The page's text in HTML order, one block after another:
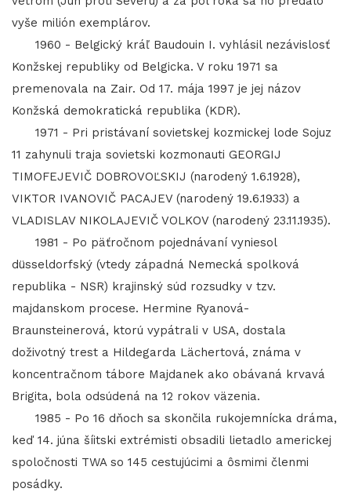
vyše milión exemplárov.
1960 - Belgický kráľ Baudouin I. vyhlásil nezávislosť
Konžskej republiky od Belgicka. V roku 1971 sa
premenovala na Zair. Od 17. mája 1997 je jej názov
Konžská demokratická republika (KDR).
1971 - Pri pristávaní sovietskej kozmickej lode Sojuz
11 zahynuli traja sovietski kozmonauti GEORGIJ
TIMOFEJEVIČ DOBROVOĽSKIJ (narodený 1.6.1928),
VIKTOR IVANOVIČ PACAJEV (narodený 19.6.1933) a
VLADISLAV NIKOLAJEVIČ VOLKOV (narodený 23.11.1935).
1981 - Po päťročnom pojednávaní vyniesol
düsseldorfský (vtedy západná Nemecká spolková
republika - NSR) krajinský súd rozsudky v tzv.
majdanskom procese. Hermine Ryanová-
Braunsteinerová, ktorú vypátrali v USA, dostala
doživotný trest a Hildegarda Lächertová, známa v
koncentračnom tábore Majdanek ako obávaná krvavá
Brigita, bola odsúdená na 12 rokov väzenia.
1985 - Po 16 dňoch sa skončila rukojemnícka dráma,
keď 14. júna šíitski extrémisti obsadili lietadlo americkej
spoločnosti TWA so 145 cestujúcimi a ôsmimi členmi
posádky.